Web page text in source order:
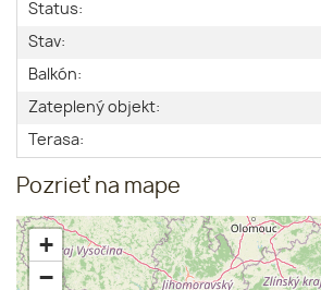
Status:
Stav:
Balkón:
Zateplený objekt:
Terasa:
Pozrieť na mape
+
−